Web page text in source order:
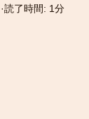
読了時間: 1分